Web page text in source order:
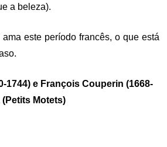
a beleza).
este período francês, o que está
1744) e François Couperin (1668-
(Petits Motets)